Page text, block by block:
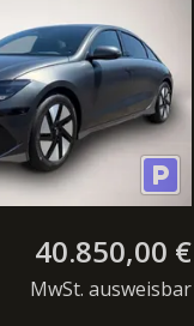
40.850,00 €
MwSt. ausweisbar